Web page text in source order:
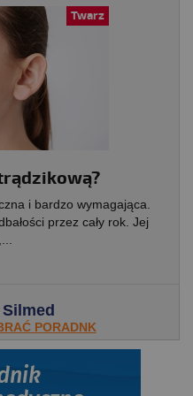
Twarz
i bardzo wymagająca.
przez cały rok. Jej
PORADNK